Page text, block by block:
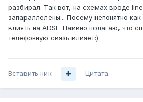
разбирал. Так вот, на схемах вроде
запараллелены... Посему непонятно
влиять на ADSL. Наивно полагаю, что
телефонную связь влияет:)
Вставить ник Цитата